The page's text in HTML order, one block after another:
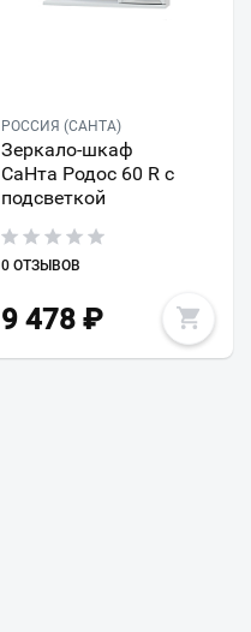
РОССИЯ (САНТА)
Зеркало-шкаф
СаНта Родос 60 R с
подсветкой
0 ОТЗЫВОВ
9 478₽